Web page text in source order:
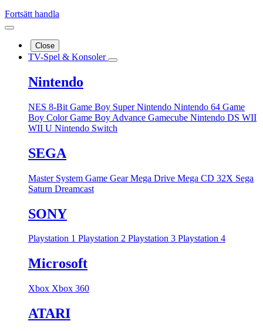
Fortsätt handla
Close
TV-Spel & Konsoler
Nintendo
NES 8-Bit Game Boy Super Nintendo Nintendo 64 Game
Boy ColorGame Boy Advance Gamecube Nintendo DS WII
WII U Nintendo Switch
SEGA
Master System Game GearMega Drive Mega CD 32X Sega
Saturn Dreamcast
SONY
Playstation 1 Playstation 2 Playstation 3 Playstation 4
Microsoft
Xbox Xbox 360
ATARI